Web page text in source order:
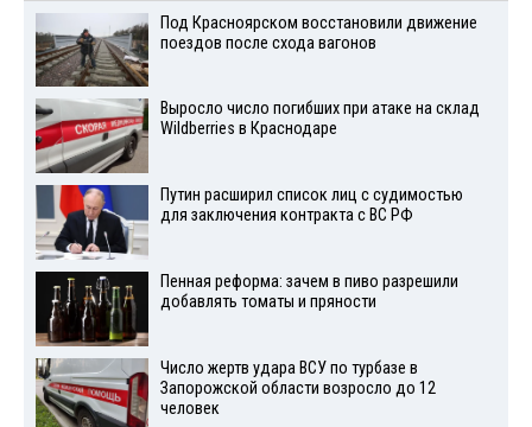
Под Красноярском восстановили движение
поездов после схода вагонов
Выросло число погибших при атаке на склад
Wildberries в Краснодаре
Путин расширил список лиц с судимостью
для заключения контракта с ВС РФ
Пенная реформа: зачем в пиво разрешили
добавлять томаты и пряности
Число жертв удара ВСУ по турбазе в
Запорожской области возросло до 12
человек